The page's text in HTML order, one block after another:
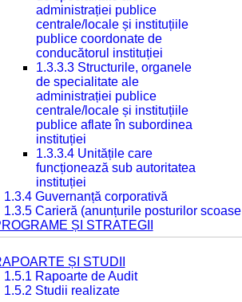
administrației publice
centrale/locale și instituțiile
publice coordonate de
conducătorul instituției
1.3.3.3 Structurile, organele
de specialitate ale
administrației publice
centrale/locale și instituțiile
publice aflate în subordinea
instituției
1.3.3.4 Unitățile care
funcționează sub autoritatea
instituției
1.3.4 Guvernanță corporativă
1.3.5 Carieră (anunțurile posturilor
ȘI STRATEGII
ȘI STUDII
1.5.1 Rapoarte de Audit
1.5.2 Studii realizate